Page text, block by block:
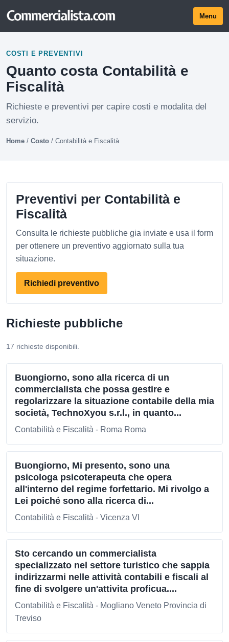
Menu
COSTI E PREVENTIVI
Quanto costa Contabilità e
Fiscalità
Richieste e preventivi per capire costi e modalita del
servizio.
Home / Costo / Contabilità e Fiscalità
Preventivi per Contabilità e
Fiscalità
Consulta le richieste pubbliche gia inviate e usa il form
per ottenere un preventivo aggiornato sulla tua
situazione.
Richiedi preventivo
Richieste pubbliche
17 richieste disponibili.
Buongiorno, sono alla ricerca di un
commercialista che possa gestire e
regolarizzare la situazione contabile della mia
società, TechnoXyou s.r.l., in quanto...
Contabilità e Fiscalità - Roma Roma
Buongiorno, Mi presento, sono una
psicologa psicoterapeuta che opera
all'interno del regime forfettario. Mi rivolgo a
Lei poiché sono alla ricerca di...
Contabilità e Fiscalità - Vicenza VI
Sto cercando un commercialista
specializzato nel settore turistico che sappia
indirizzarmi nelle attività contabili e fiscali al
fine di svolgere un'attivita proficua....
Contabilità e Fiscalità - Mogliano Veneto Provincia di
Treviso